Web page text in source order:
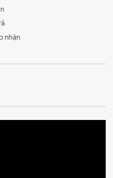
không chỉ mạnh mẽ về
mặt thiết kế. Hiệu ứng
chỉnh dễ dàng, giúp bạn
nhận